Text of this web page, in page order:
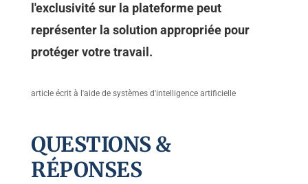
l'exclusivité sur la plateforme peut
représenter la solution appropriée pour
protéger votre travail.
article écrit à l'aide de systèmes d'intelligence artificielle
QUESTIONS &
RÉPONSES